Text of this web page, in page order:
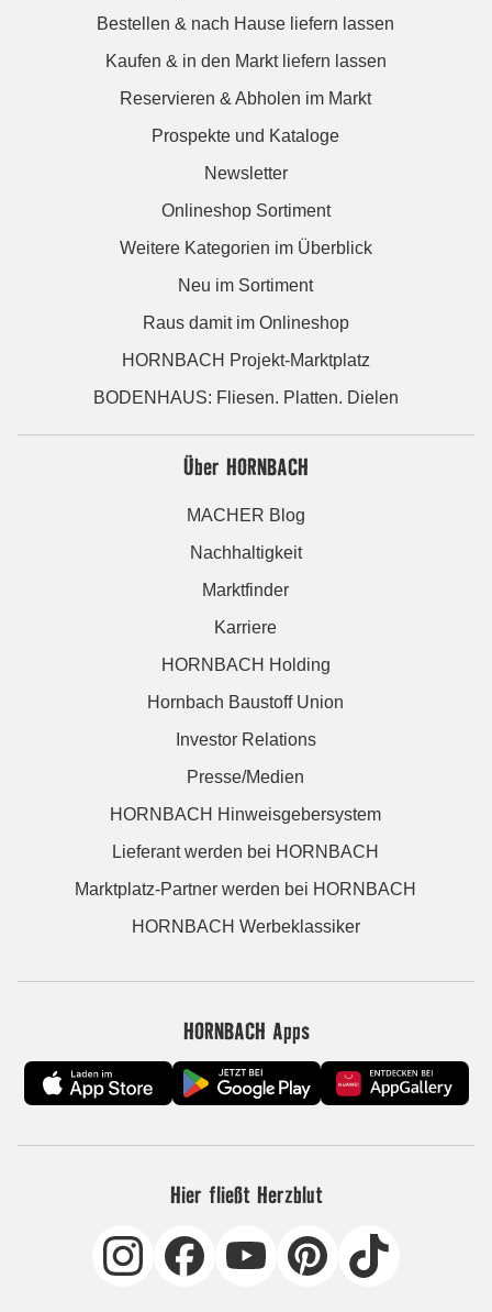
Bestellen & nach Hause liefern lassen
Kaufen & in den Markt liefern lassen
Reservieren & Abholen im Markt
Prospekte und Kataloge
Newsletter
Onlineshop Sortiment
Weitere Kategorien im Überblick
Neu im Sortiment
Raus damit im Onlineshop
HORNBACH Projekt-Marktplatz
BODENHAUS: Fliesen. Platten. Dielen
Über HORNBACH
MACHER Blog
Nachhaltigkeit
Marktfinder
Karriere
HORNBACH Holding
Hornbach Baustoff Union
Investor Relations
Presse/Medien
HORNBACH Hinweisgebersystem
Lieferant werden bei HORNBACH
Marktplatz-Partner werden bei HORNBACH
HORNBACH Werbeklassiker
HORNBACH Apps
Hier fließt Herzblut